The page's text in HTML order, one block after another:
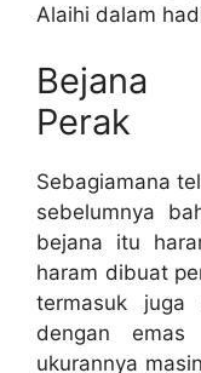
Alaihi dalam
Bejana
Perak
Sebagiamana
sebelumnya
bejana itu
haram dibuat
termasuk juga
dengan
ukurannya